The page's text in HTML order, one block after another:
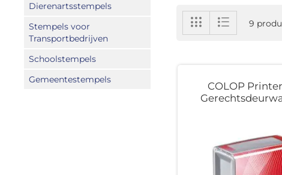
Tonen
als
Foto-
tabel 9
COLOP
Dierenartsstempels
Stempels voor
Transportbedrijven
Schoolstempels
Gemeentestempels